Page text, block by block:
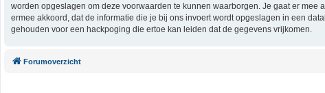
worden opgeslagen om deze voorwaarden te kunnen waarborgen. Je gaat er mee
ermee akkoord, dat de informatie die je bij ons invoert wordt opgeslagen in een
gehouden voor een hackpoging die ertoe kan leiden dat de gegevens vrijkomen.
Forumoverzicht